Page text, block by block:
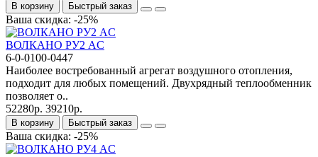
В корзину Быстрый заказ
Ваша скидка: -25%
ВОЛКАНО РУ2 AC
6-0-0100-0447
Наиболее востребованный агрегат воздушного отопления,
подходит для любых помещений. Двухрядный теплообменник
позволяет о..
52280р. 39210р.
В корзину Быстрый заказ
Ваша скидка: -25%